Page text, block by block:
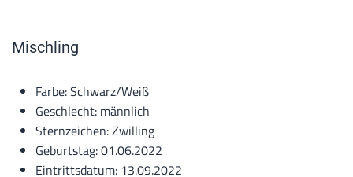
Mischling
Farbe:Schwarz/Weiß
Geschlecht: männlich
Sternzeichen:Zwilling
Geburtstag:01.06.2022
Eintrittsdatum: 13.09.2022